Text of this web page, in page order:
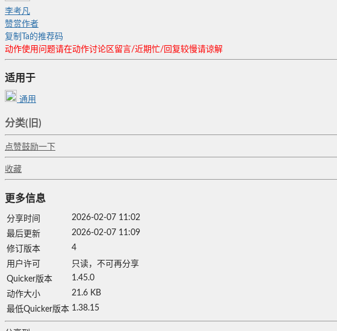
李考凡
赞赏作者
复制Ta的推荐码
动作使用问题请在动作讨论区留言/近期忙/回复较慢请谅解
适用于
通用
分类(旧)
点赞鼓励一下
收藏
更多信息
分享时间
2026-02-07 11:02
最后更新
2026-02-07 11:09
修订版本
4
用户许可
只读，不可再分享
Quicker版本
1.45.0
动作大小
21.6 KB
最低Quicker版本 1.38.15